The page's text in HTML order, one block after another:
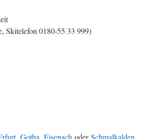
Skitelefon 0180-55 33 999)
Gotha Eisenach oderSchmalkalden